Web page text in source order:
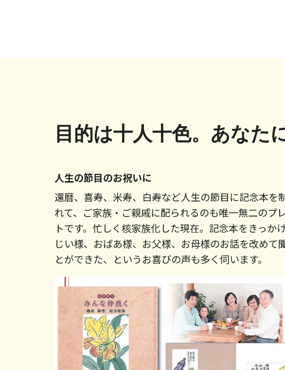
目的は十人十色。あなた
人生の節目のお祝いに
還暦、喜寿、米寿、白寿など人生の節目に記念本を
れて、ご家族・ご親戚に配られるのも唯一無二のプ
トです。忙しく核家族化した現在。記念本をきっか
じい様、おばあ様、お父様、お母様のお話を改めて
とができた、というお喜びの声も多く伺います。